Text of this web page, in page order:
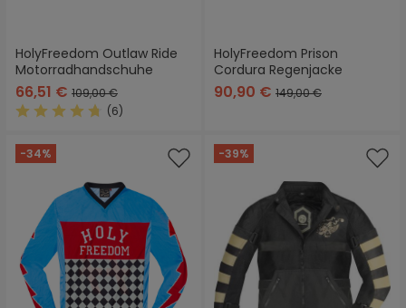
HolyFreedom Outlaw Ride
Motorradhandschuhe
66,51 € 109,00 €
(6)
HolyFreedom Prison
Cordura Regenjacke
90,90 € 149,00 €
-34% -39%